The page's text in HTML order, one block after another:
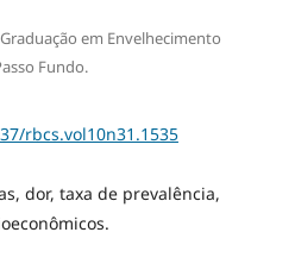
em Envelhecimento
Fundo.
rbcs.vol10n31.1535
dor, taxa de prevalência,